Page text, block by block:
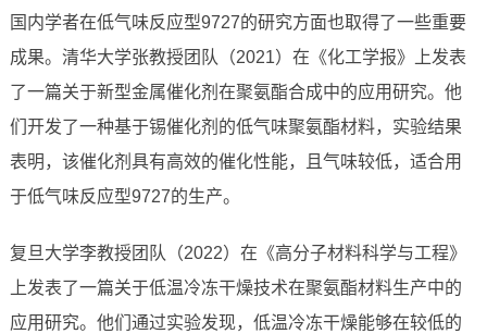
国内学者在低气味反应型9727的研究方面也取得了一些重要
成果。清华大学张教授团队（2021）在《化工学报》上发表
了一篇关于新型金属催化剂在聚氨酯合成中的应用研究。他
们开发了一种基于锡催化剂的低气味聚氨酯材料，实验结果
表明，该催化剂具有高效的催化性能，且气味较低，适合用
于低气味反应型9727的生产。
复旦大学李教授团队（2022）在《高分子材料科学与工程》
上发表了一篇关于低温冷冻干燥技术在聚氨酯材料生产中的
应用研究。他们通过实验发现，低温冷冻干燥能够在较低的